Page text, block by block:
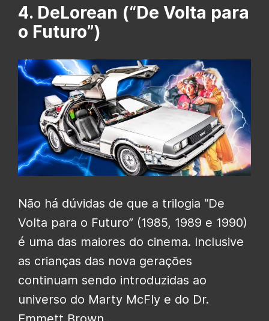
4. DeLorean (“De Volta para
o Futuro”)
Não há dúvidas de que a trilogia “De
Volta para o Futuro” (1985, 1989 e 1990)
é uma das maiores do cinema. Inclusive
as crianças das nova gerações
continuam sendo introduzidas ao
universo do Marty McFly e do Dr.